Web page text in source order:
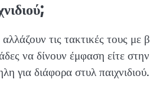
τις τακτικές τους με
να δίνουν έμφαση είτε στην
για διάφορα στυλ παιχνιδιού.